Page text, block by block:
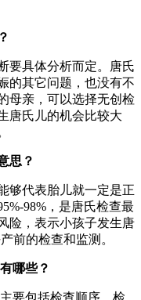
要具体分析而定。唐氏
的其它问题，也没有不
母亲，可以选择无创检
唐氏儿的机会比较大
思？
够代表胎儿就一定是正
98%，是唐氏检查最
险，表示小孩子发生唐
前的检查和监测。
哪些？
要包括检查顺序、检